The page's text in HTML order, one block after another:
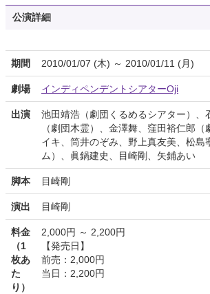
公演詳細
期間 2010/01/07 (木) ～ 2010/01/11 (月)
劇場 インディペンデントシアターOji
出演
池田靖浩（劇団くるめるシアター）、
（劇団木霊）、金澤舞、窪田裕仁郎（
イキ、筒井のぞみ、野上真友美、松島
ム）、眞鍋建史、目崎剛、矢鋪あい
脚本 目崎剛
演出 目崎剛
料金
（1
枚あ
た
り）
2,000円 ～ 2,200円
【発売日】
前売：2,000円
当日：2,200円